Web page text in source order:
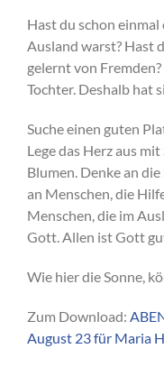
Hast du schon
Ausland warst? Hast
gelernt von
Tochter. Deshalb hat
Suche einen guten
Lege das Herz aus
Blumen. Denke an
an Menschen, die
Menschen, die im
Gott. Allen ist Gott
Wie hier die Sonne,
Zum Download:
August 23 für Maria